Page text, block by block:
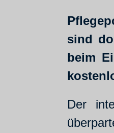
sind
beim
Der